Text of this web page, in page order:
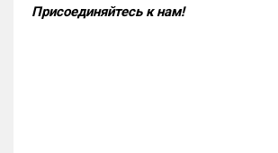
Присоединяйтесь к нам!